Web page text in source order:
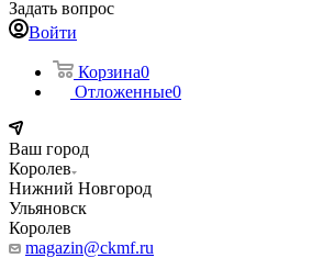
Задать вопрос
Войти
Корзина0
Отложенные0
Ваш город
Королев
Нижний Новгород
Ульяновск
Королев
magazin@ckmf.ru